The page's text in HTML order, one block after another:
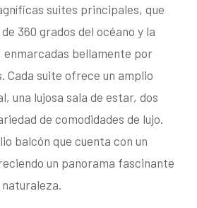
suites principales, que
360 grados del océano y la
bellamente por
Cada suite ofrece un amplio
una lujosa sala de estar, dos
de comodidades de lujo.
balcón que cuenta con un
un panorama fascinante